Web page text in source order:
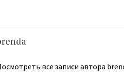
все записи автора